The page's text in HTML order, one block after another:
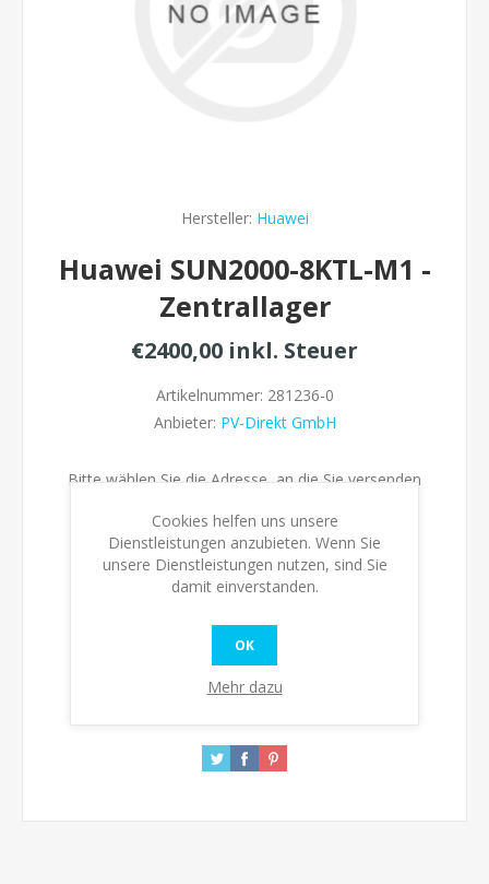
Hersteller: Huawei
Huawei SUN2000-8KTL-M1 -
Zentrallager
€2400,00 inkl. Steuer
Artikelnummer: 281236-0
Anbieter: PV-Direkt GmbH
Bitte wählen Sie die Adresse, an die Sie versenden
Verfügbarkeit: Auf Lager
Cookies helfen uns unsere
Dienstleistungen anzubieten. Wenn Sie
unsere Dienstleistungen nutzen, sind Sie
damit einverstanden.
OK
Mehr dazu